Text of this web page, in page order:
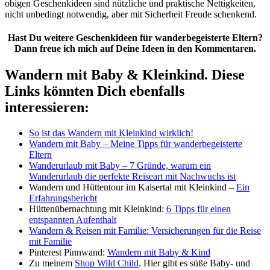
obigen Geschenkideen sind nützliche und praktische Nettigkeiten,
nicht unbedingt notwendig, aber mit Sicherheit Freude schenkend.
Hast Du weitere Geschenkideen für wanderbegeisterte Eltern?
Dann freue ich mich auf Deine Ideen in den Kommentaren.
Wandern mit Baby & Kleinkind. Diese
Links könnten Dich ebenfalls
interessieren:
So ist das Wandern mit Kleinkind wirklich!
Wandern mit Baby – Meine Tipps für wanderbegeisterte
Eltern
Wanderurlaub mit Baby – 7 Gründe, warum ein
Wanderurlaub die perfekte Reiseart mit Nachwuchs ist
Wandern und Hüttentour im Kaisertal mit Kleinkind – Ein
Erfahrungsbericht
Hüttenübernachtung mit Kleinkind: 6 Tipps für einen
entspannten Aufenthalt
Wandern & Reisen mit Familie: Versicherungen für die Reise
mit Familie
Pinterest Pinnwand: Wandern mit Baby & Kind
Zu meinem Shop Wild Child. Hier gibt es süße Baby- und